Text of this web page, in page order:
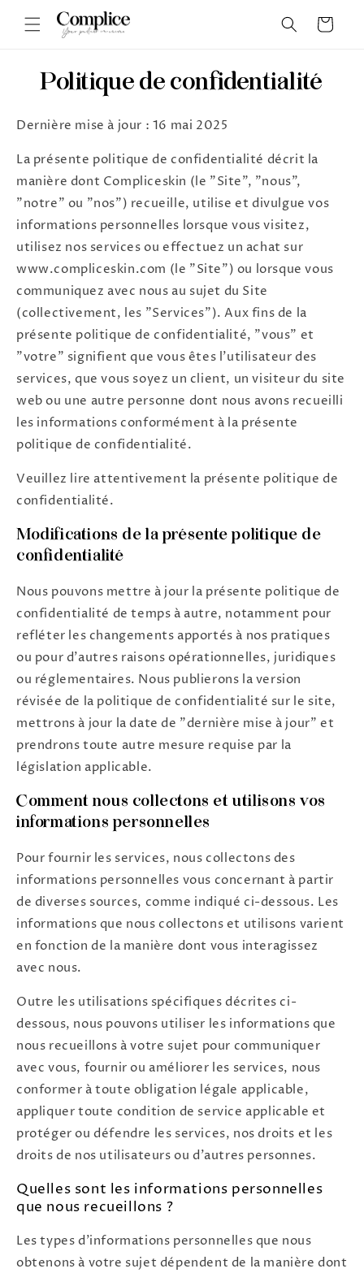
Skip to
content
Panier
Politique de confidentialité
Dernière mise à jour : 16 mai 2025
La présente politique de confidentialité décrit la
manière dont Compliceskin (le "Site", "nous",
"notre" ou "nos") recueille, utilise et divulgue vos
informations personnelles lorsque vous visitez,
utilisez nos services ou effectuez un achat sur
www.compliceskin.com (le "Site") ou lorsque vous
communiquez avec nous au sujet du Site
(collectivement, les "Services"). Aux fins de la
présente politique de confidentialité, "vous" et
"votre" signifient que vous êtes l'utilisateur des
services, que vous soyez un client, un visiteur du site
web ou une autre personne dont nous avons recueilli
les informations conformément à la présente
politique de confidentialité.
Veuillez lire attentivement la présente politique de
confidentialité.
Modifications de la présente politique de
confidentialité
Nous pouvons mettre à jour la présente politique de
confidentialité de temps à autre, notamment pour
refléter les changements apportés à nos pratiques
ou pour d'autres raisons opérationnelles, juridiques
ou réglementaires. Nous publierons la version
révisée de la politique de confidentialité sur le site,
mettrons à jour la date de "dernière mise à jour" et
prendrons toute autre mesure requise par la
législation applicable.
Comment nous collectons et utilisons vos
informations personnelles
Pour fournir les services, nous collectons des
informations personnelles vous concernant à partir
de diverses sources, comme indiqué ci-dessous. Les
informations que nous collectons et utilisons varient
en fonction de la manière dont vous interagissez
avec nous.
Outre les utilisations spécifiques décrites ci-
dessous, nous pouvons utiliser les informations que
nous recueillons à votre sujet pour communiquer
avec vous, fournir ou améliorer les services, nous
conformer à toute obligation légale applicable,
appliquer toute condition de service applicable et
protéger ou défendre les services, nos droits et les
droits de nos utilisateurs ou d'autres personnes.
Quelles sont les informations personnelles
que nous recueillons ?
Les types d'informations personnelles que nous
obtenons à votre sujet dépendent de la manière dont